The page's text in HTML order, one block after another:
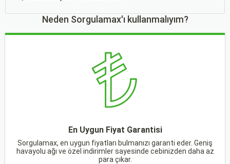
Neden Sorgulamax'ı kullanmalıyım?
En Uygun Fiyat Garantisi
Sorgulamax, en uygun fiyatları bulmanızı garanti eder. Geniş
havayolu ağı ve özel indirimler sayesinde cebinizden daha az
para çıkar.